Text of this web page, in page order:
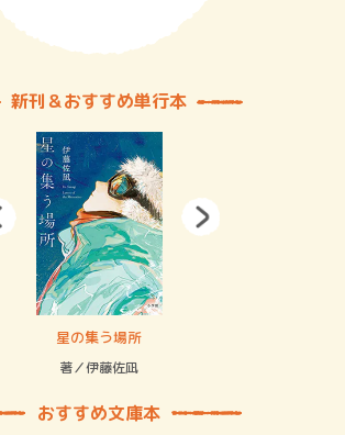
新刊＆おすすめ単行本
星の集う場所
著／伊藤佐凪
おすすめ文庫本